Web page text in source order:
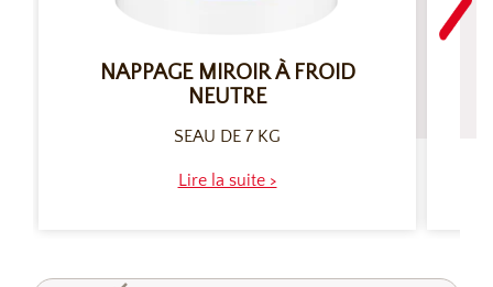
NAPPAGE MIROIR À FROID
NEUTRE
SEAU DE 7 KG
Lire la suite >